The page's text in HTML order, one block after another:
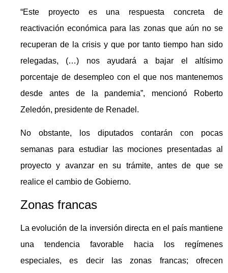
“Este proyecto es una respuesta concreta de
reactivación económica para las zonas que aún no se
recuperan de la crisis y que por tanto tiempo han sido
relegadas, (…) nos ayudará a bajar el altísimo
porcentaje de desempleo con el que nos mantenemos
desde antes de la pandemia”, mencionó Roberto
Zeledón, presidente de Renadel.
No obstante, los diputados contarán con pocas
semanas para estudiar las mociones presentadas al
proyecto y avanzar en su trámite, antes de que se
realice el cambio de Gobierno.
Zonas francas
La evolución de la inversión directa en el país mantiene
una tendencia favorable hacia los regímenes
especiales, es decir las zonas francas; ofrecen